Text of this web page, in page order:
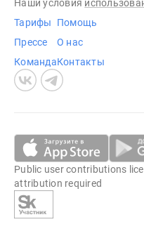
Наши условия
Тарифы
Прессе
Команда
Помощь
О нас
Контакты
Public user contributions
attribution required